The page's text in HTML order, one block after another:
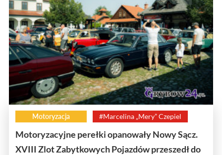
Motoryzacja #Marcelina „Mery” Czepiel
Motoryzacyjne perełki opanowały Nowy Sącz.
XVIII Zlot Zabytkowych Pojazdów przeszedł do